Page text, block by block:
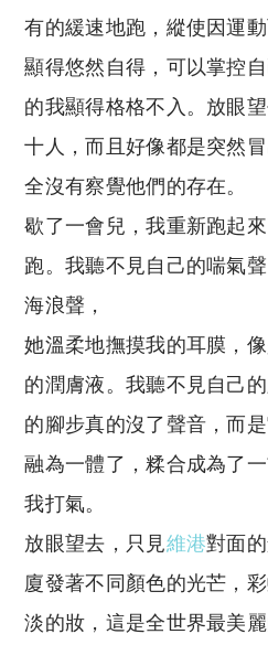
有的緩速地跑，縱使因運
顯得悠然自得，可以掌控
的我顯得格格不入。放眼
十人，而且好像都是突然
全沒有察覺他們的存在。
歇了一會兒，我重新跑起
跑。我聽不見自己的喘氣
海浪聲，
她溫柔地撫摸我的耳膜，
的潤膚液。我聽不見自己
的腳步真的沒了聲音，而
融為一體了，糅合成為了
我打氣。
放眼望去，只見維港對面
廈發著不同顏色的光芒，
淡的妝，這是全世界最美